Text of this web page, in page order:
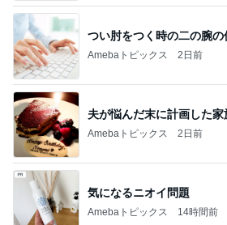
つい肘をつく時の二の腕の
Amebaトピックス 2日前
夫が悩んだ末に計画した家
Amebaトピックス 2日前
気になるニオイ問題
Amebaトピックス 14時間前